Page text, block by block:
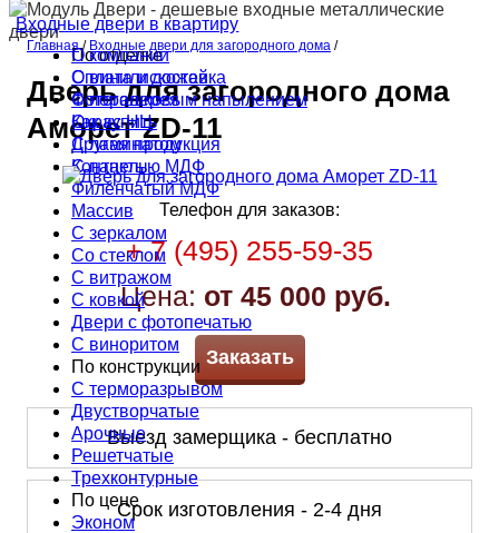
Входные двери в квартиру
По отделке
С винилискожей
С порошковым напылением
Окрас НЦ
С ламинатом
С панелью МДФ
Филёнчатый МДФ
Массив
С зеркалом
Со стеклом
С витражом
С ковкой
Двери с фотопечатью
С виноритом
По конструкции
С терморазрывом
Двустворчатые
Арочные
Решетчатые
Трехконтурные
По цене
Эконом
О компании
Оплата и доставка
Фотогалерея
Как купить
Другая продукция
Контакты
Главная / Входные двери для загородного дома /
Дверь для загородного дома
Аморет ZD-11
Телефон для заказов:
+ 7 (495) 255-59-35
Цена: от 45 000 руб.
Заказать
Выезд замерщика - бесплатно
Срок изготовления - 2-4 дня